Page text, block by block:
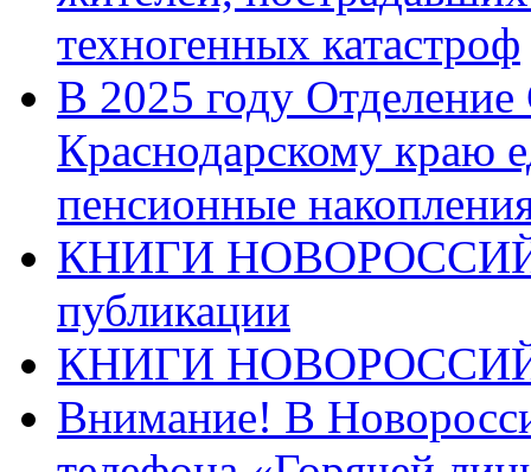
техногенных катастроф
В 2025 году
Краснодарскому краю
пенсионные
КНИГИ
публикации
КНИГИ
Внимание! В